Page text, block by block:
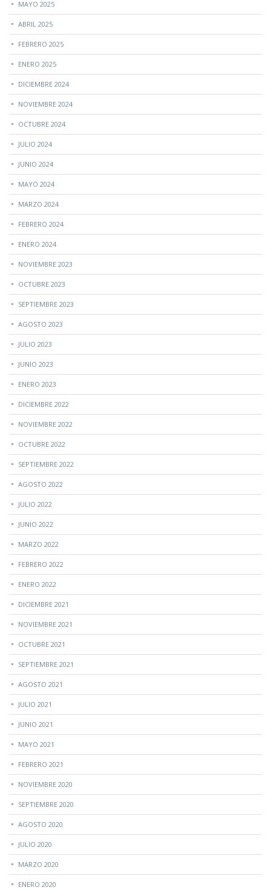
MAYO 2025
ABRIL 2025
FEBRERO 2025
ENERO 2025
DICIEMBRE 2024
NOVIEMBRE 2024
OCTUBRE 2024
JULIO 2024
JUNIO 2024
MAYO 2024
MARZO 2024
FEBRERO 2024
ENERO 2024
NOVIEMBRE 2023
OCTUBRE 2023
SEPTIEMBRE 2023
AGOSTO 2023
JULIO 2023
JUNIO 2023
ENERO 2023
DICIEMBRE 2022
NOVIEMBRE 2022
OCTUBRE 2022
SEPTIEMBRE 2022
AGOSTO 2022
JULIO 2022
JUNIO 2022
MARZO 2022
FEBRERO 2022
ENERO 2022
DICIEMBRE 2021
NOVIEMBRE 2021
OCTUBRE 2021
SEPTIEMBRE 2021
AGOSTO 2021
JULIO 2021
JUNIO 2021
MAYO 2021
FEBRERO 2021
NOVIEMBRE 2020
SEPTIEMBRE 2020
AGOSTO 2020
JULIO 2020
MARZO 2020
ENERO 2020